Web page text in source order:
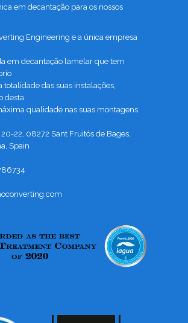
em decantação para os nossos
Engineering e a única empresa
em decantação lamelar que tem
totalidade das suas instalações,
desta
qualidade nas suas montagens.
22, 08272 Sant Fruitós de Bages,
Spain